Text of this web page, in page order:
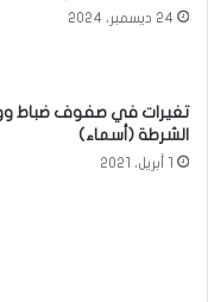
24 ديسمبر، 2024
تغيرات في صفوف ضباط
الشرطة (أسماء)
1 أبريل، 2021